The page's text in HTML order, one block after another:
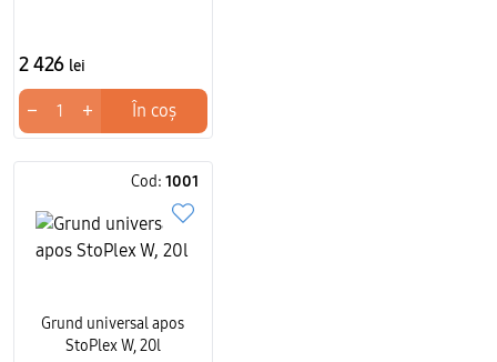
2 426 lei
− + În coș
Cod: 1001
Grund universal apos
StoPlex W, 20l